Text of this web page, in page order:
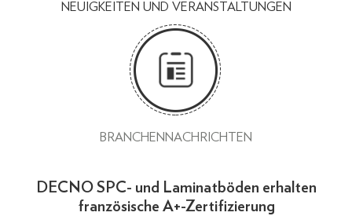
NEUIGKEITEN UND VERANSTALTUNGEN
BRANCHENNACHRICHTEN
DECNO SPC- und Laminatböden erhalten
französische A+-Zertifizierung